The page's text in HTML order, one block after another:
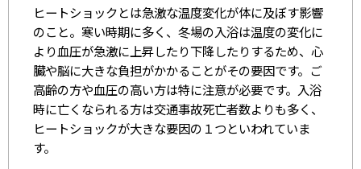
ヒートショックとは急激な温度変化が体に及ぼす影響
のこと。寒い時期に多く、冬場の入浴は温度の変化に
より血圧が急激に上昇したり下降したりするため、心
臓や脳に大きな負担がかかることがその要因です。ご
高齢の方や血圧の高い方は特に注意が必要です。入浴
時に亡くなられる方は交通事故死亡者数よりも多く、
ヒートショックが大きな要因の１つといわれていま
す。